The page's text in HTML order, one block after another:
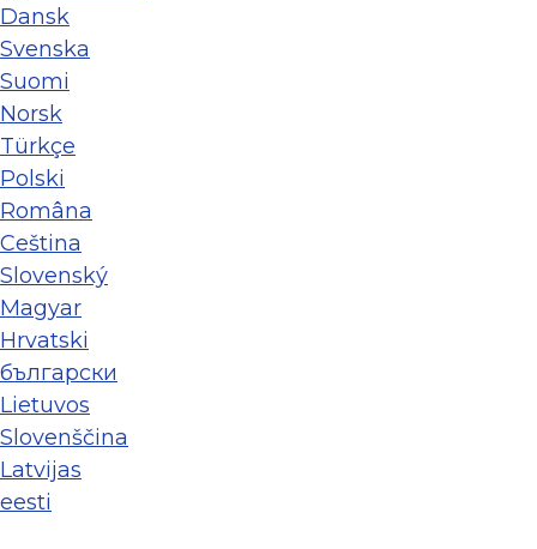
Dansk
Svenska
Suomi
Norsk
Türkçe
Polski
Româna
Ceština
Slovenský
Magyar
Hrvatski
български
Lietuvos
Slovenščina
Latvijas
eesti